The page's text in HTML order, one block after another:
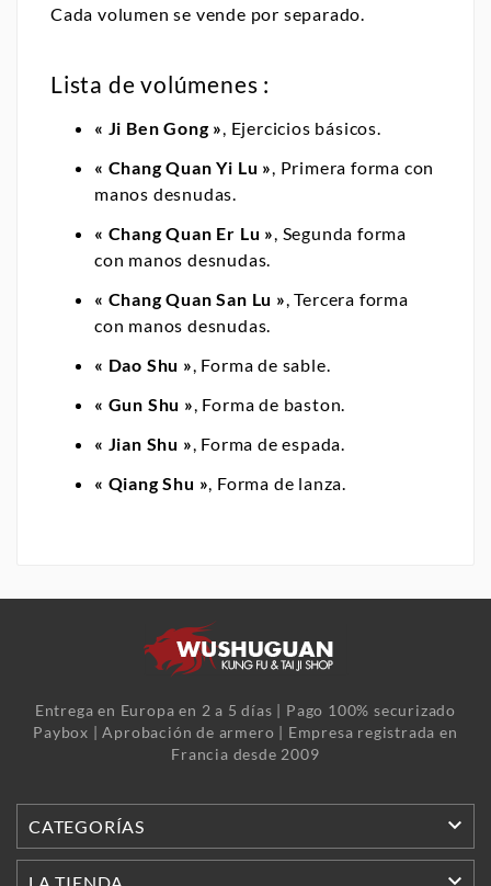
Cada volumen se vende por separado.
Lista de volúmenes :
« Ji Ben Gong », Ejercicios básicos.
« Chang Quan Yi Lu », Primera forma con
manos desnudas.
« Chang Quan Er Lu », Segunda forma
con manos desnudas.
« Chang Quan San Lu », Tercera forma
con manos desnudas.
« Dao Shu », Forma de sable.
« Gun Shu », Forma de baston.
« Jian Shu », Forma de espada.
« Qiang Shu », Forma de lanza.
Entrega en Europa en 2 a 5 días | Pago 100% securizado
Paybox | Aprobación de armero | Empresa registrada en
Francia desde 2009
CATEGORÍAS 
LA TIENDA